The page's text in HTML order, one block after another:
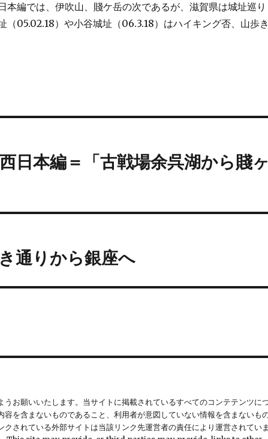
本編では、伊吹山、賤ケ岳の次であるが、滋賀県は城址巡り
（05.02.18）や小谷城址（06.3.18）はハイキング否、山歩
日本編＝「古戦場余呉湖から賤
通りから銀座へ
お願いいたします。当サイトに掲載されているすべてのコンテテンツに
を含まないものであること、利用者が意図していない情報を含まないも
されている外部サイトは当該リンク先運営者の責任により運営されてい